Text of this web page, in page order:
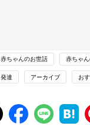
赤ちゃんのお世話 赤ちゃ
発達 アーカイブ お